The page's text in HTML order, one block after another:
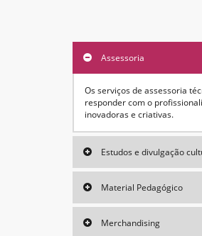
Assessoria
Os serviços de assessoria
responder com o
inovadoras e criativas.
Estudos e divulgação
Material Pedagógico
Merchandising